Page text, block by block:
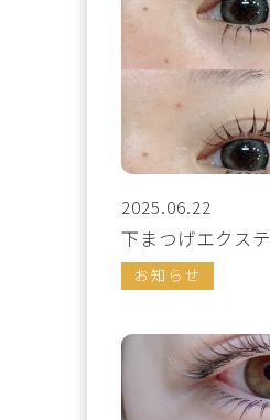
2025.06.22
下まつげエクステ
お知らせ